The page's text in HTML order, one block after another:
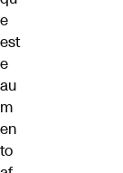
e
est
e
au
m
en
to